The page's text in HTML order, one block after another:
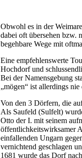
Obwohl es in der
dabei oft übersehen bzw.
begehbare Wege mit
Eine empfehlenswerte
Hochdorf und
Bei der Namensgebung
„mögen“ ist allerdings
Von den 3 Dörfern, die
Als Saufeld (Sulfelt)
Otto der I. mit seinem
öffentlichkeitswirksamer
einfallenden Ungarn
vernichtend geschlagen
1681 wurde das Dorf